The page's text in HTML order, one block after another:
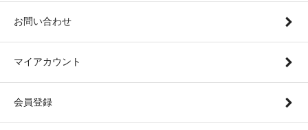
お問い合わせ
マイアカウント
会員登録